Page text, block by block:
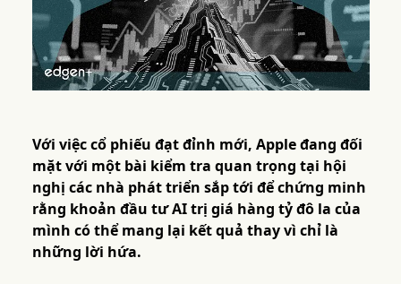
Với việc cổ phiếu đạt đỉnh mới, Apple đang đối
mặt với một bài kiểm tra quan trọng tại hội
nghị các nhà phát triển sắp tới để chứng minh
rằng khoản đầu tư AI trị giá hàng tỷ đô la của
mình có thể mang lại kết quả thay vì chỉ là
những lời hứa.